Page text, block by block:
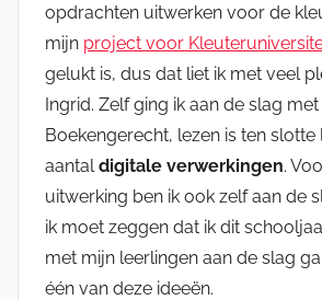
opdrachten uitwerken voor de
mijn project voor
gelukt is, dus dat liet ik met veel
Ingrid. Zelf ging ik aan de slag met
Boekengerecht, lezen is ten slotte
aantal digitale verwerkingen.
uitwerking ben ik ook zelf aan de
ik moet zeggen dat ik dit
met mijn leerlingen aan de slag
één van deze ideeën.